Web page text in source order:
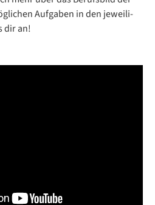
Auf­ga­ben in den je­wei­li­
dir an!